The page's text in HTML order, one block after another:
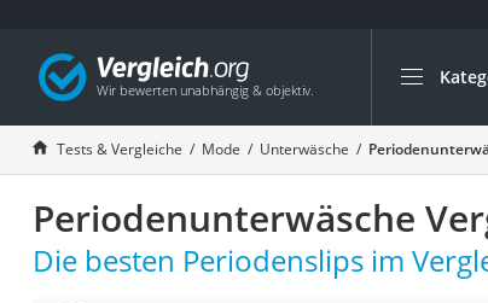
Die
Mode
Boxershorts
Cellulite-
Polarisierte
Tests & Vergleiche Mode Unterwäsche
Periodenunterwäsche
Die besten Periodenslips im